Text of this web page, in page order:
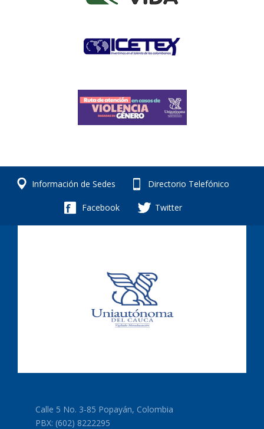
Información de Sedes Directorio Telefónico
Facebook Twitter
Calle 5 No. 3-85 Popayán, Colombia
PBX: (602) 8222295